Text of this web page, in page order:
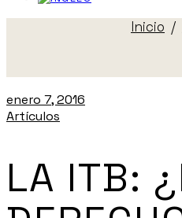
Inicio
enero 7, 2016
Artículos
LA ITB: